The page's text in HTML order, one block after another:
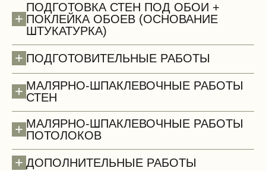
Сантехнические работы (демонтаж)
+
ПОДГОТОВКА СТЕН ПОД ОБОИ +
ПОКЛЕЙКА ОБОЕВ (ОСНОВАНИЕ
ШТУКАТУРКА)
+ ПОДГОТОВИТЕЛЬНЫЕ РАБОТЫ
+ МАЛЯРНО-ШПАКЛЕВОЧНЫЕ РАБОТЫ
СТЕН
+ МАЛЯРНО-ШПАКЛЕВОЧНЫЕ РАБОТЫ
ПОТОЛОКОВ
+ ДОПОЛНИТЕЛЬНЫЕ РАБОТЫ